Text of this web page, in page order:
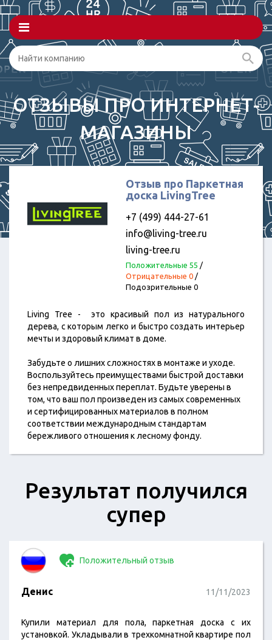
ОТЗЫВЫ ПРО ИНТЕРНЕТ-
МАГАЗИНЫ
Отзыв про Паркетная
доска LivingTree
+7 (499) 444-27-61
info@living-tree.ru
living-tree.ru
Положительные 55 /
Отрицательные 0/
Подозрительные 0
Living Tree - это красивый пол из натурального
дерева, с которым легко и быстро создать интерьер
мечты и здоровый климат в доме.
Забудьте о лишних сложностях в монтаже и уходе.
Воспользуйтесь преимуществами быстрой доставки
без непредвиденных переплат. Будьте уверены в
том, что ваш пол произведен из самых современных
и сертифицированных материалов в полном
соответствии международным стандартам
бережливого отношения к лесному фонду.
Результат получился
супер
Положительный отзыв
Денис 11/11/2023
Купили материал для пола, паркетная доска с их
установкой. Укладывали в трехкомнатной квартире пол